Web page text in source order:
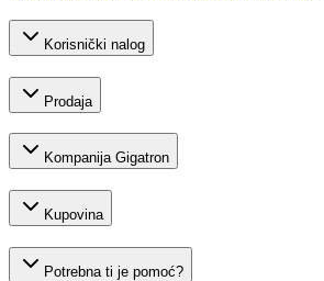
Korisnički nalog
Prodaja
Kompanija Gigatron
Kupovina
Potrebna ti je pomoć?